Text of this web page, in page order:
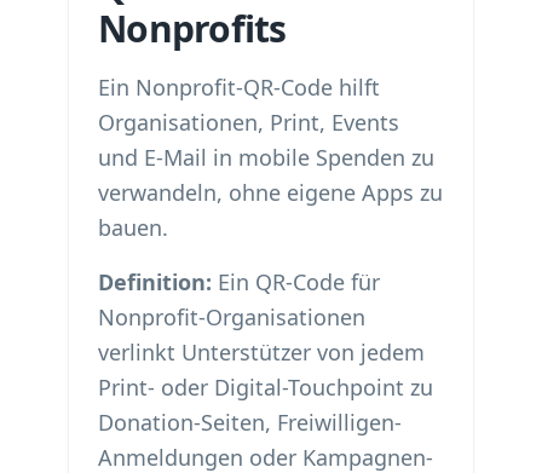
Nonprofits
Ein Nonprofit-QR-Code hilft
Organisationen, Print, Events
und E-Mail in mobile Spenden zu
verwandeln, ohne eigene Apps zu
bauen.
Definition: Ein QR-Code für
Nonprofit-Organisationen
verlinkt Unterstützer von jedem
Print- oder Digital-Touchpoint zu
Donation-Seiten, Freiwilligen-
Anmeldungen oder Kampagnen-